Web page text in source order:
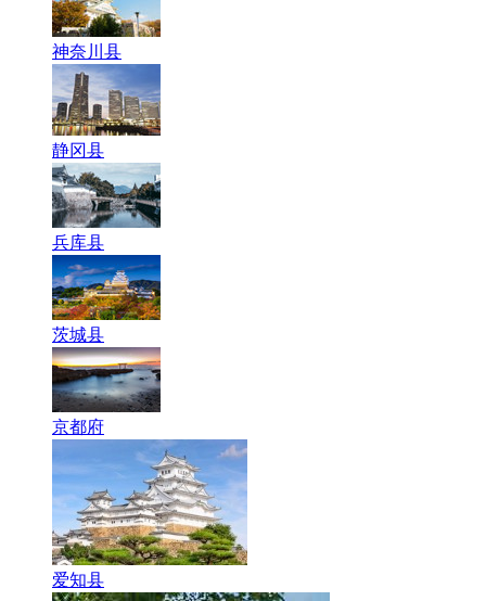
神奈川县
静冈县
兵库县
茨城县
京都府
爱知县